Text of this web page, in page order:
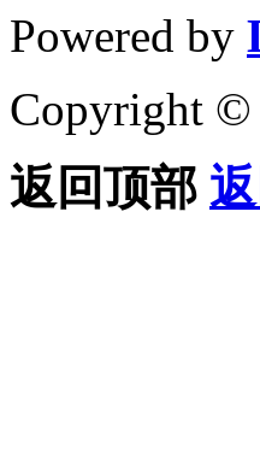
Powered by
Copyright ©
返回顶部